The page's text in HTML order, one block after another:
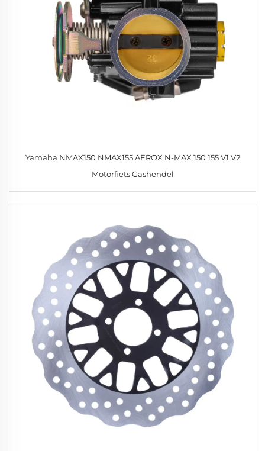
Yamaha NMAX150 NMAX155 AEROX N-MAX 150 155 V1 V2
Motorfiets Gashendel